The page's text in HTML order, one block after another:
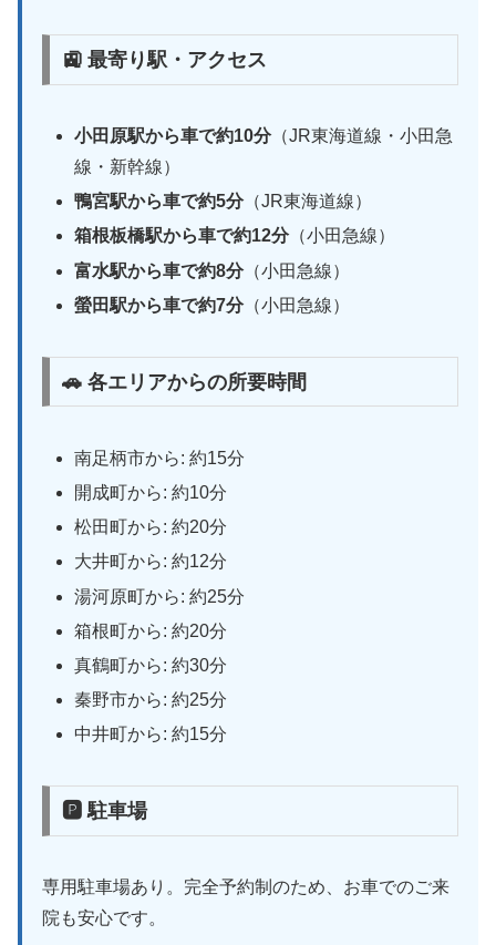
🚉 最寄り駅・アクセス
小田原駅から車で約10分（JR東海道線・小田急
線・新幹線）
鴨宮駅から車で約5分（JR東海道線）
箱根板橋駅から車で約12分（小田急線）
富水駅から車で約8分（小田急線）
螢田駅から車で約7分（小田急線）
🚗 各エリアからの所要時間
南足柄市から: 約15分
開成町から: 約10分
松田町から: 約20分
大井町から: 約12分
湯河原町から: 約25分
箱根町から: 約20分
真鶴町から: 約30分
秦野市から: 約25分
中井町から: 約15分
🅿 駐車場
専用駐車場あり。完全予約制のため、お車でのご来
院も安心です。